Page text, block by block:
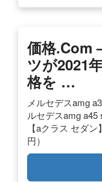
価格.com
ツが2021
格を …
メルセデスamg
ルセデスamg a45
【aクラス セダ
円）